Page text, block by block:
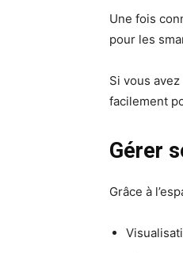
Une fois
pour les
Si vous
facilement
Gérer
Grâce à